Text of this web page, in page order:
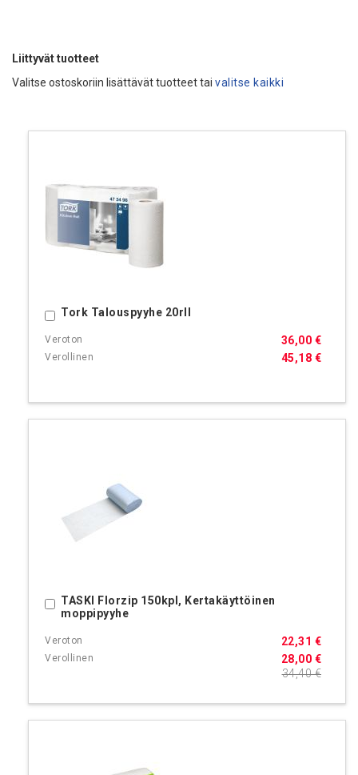
Liittyvät tuotteet
Valitse ostoskoriin lisättävät tuotteet tai valitse kaikki
Tork Talouspyyhe 20rll
45,18 €
36,00 €
Ostoskoriin
TASKI Florzip 150kpl, Kertakäyttöinen
moppipyyhe
28,00 €
22,31 €
34,40 €
Ostoskoriin